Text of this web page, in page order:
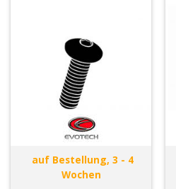
auf Bestellung, 3 - 4
Wochen